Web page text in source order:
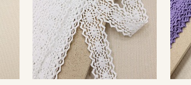
почта
Подписаться